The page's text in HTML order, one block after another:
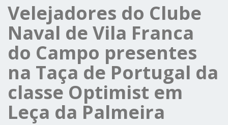
Velejadores do Clube
Naval de Vila Franca
do Campo presentes
na Taça de Portugal da
classe Optimist em
Leça da Palmeira